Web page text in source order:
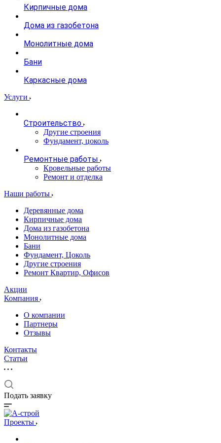
Кирпичные дома
Дома из газобетона
Монолитные дома
Бани
Каркасные дома
Услуги
Строительство
Другие строения
Фундамент, цоколь
Ремонтные работы
Кровельные работы
Ремонт и отделка
Наши работы
Деревянные дома
Кирпичные дома
Дома из газобетона
Монолитные дома
Бани
Фундамент, Цоколь
Другие строения
Ремонт Квартир, Офисов
Акции
Компания
О компании
Партнеры
Отзывы
Контакты
Статьи
Подать заявку
Проекты